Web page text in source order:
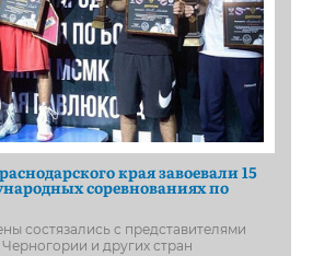
края завоевали 15
соревнованиях по
состязались с представителями
и других стран